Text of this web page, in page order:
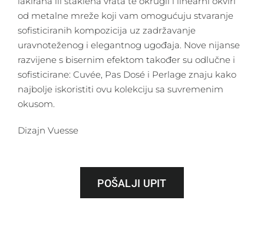
od metalne mreže koji vam omogućuju stvaranje
sofisticiranih kompozicija uz zadržavanje
uravnoteženog i elegantnog ugođaja. Nove nijanse
razvijene s bisernim efektom također su odlučne i
sofisticirane: Cuvée, Pas Dosé i Perlage znaju kako
najbolje iskoristiti ovu kolekciju sa suvremenim
okusom.
Dizajn Vuesse
POŠALJI UPIT